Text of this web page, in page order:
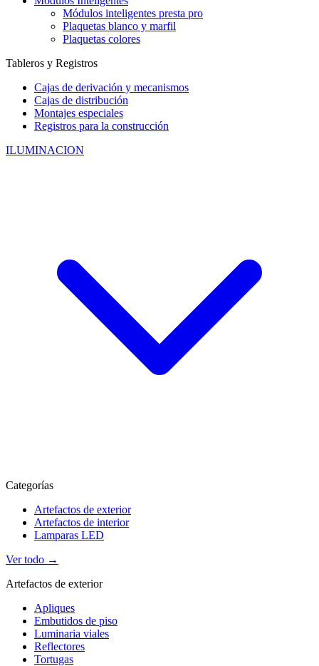
Módulos inteligentes presta pro
Plaquetas blanco y marfil
Plaquetas colores
Tableros y Registros
Cajas de derivación y mecanismos
Cajas de distribución
Montajes especiales
Registros para la construcción
ILUMINACION
Categorías
Artefactos de exterior
Artefactos de interior
Lamparas LED
Ver todo →
Artefactos de exterior
Apliques
Embutidos de piso
Luminaria viales
Reflectores
Tortugas